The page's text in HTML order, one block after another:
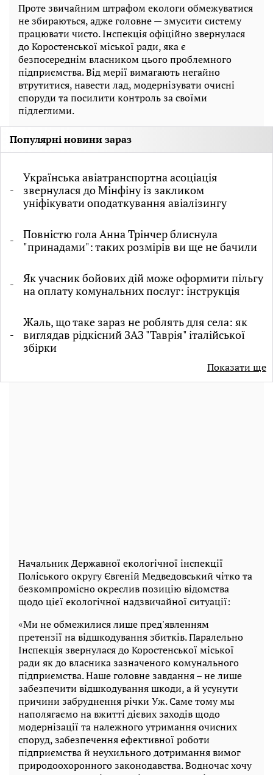
Проте звичайним штрафом екологи обмежуватися
не збираються, адже головне — змусити систему
працювати чисто. Інспекція офіційно звернулася
до Коростенської міської ради, яка є
безпосереднім власником цього проблемного
підприємства. Від мерії вимагають негайно
втрутитися, навести лад, модернізувати очисні
споруди та посилити контроль за своїми
підлеглими.
Популярні новини зараз
Українська авіатранспортна асоціація
звернулася до Мінфіну із закликом
уніфікувати оподаткування авіалізингу
Повністю гола Анна Трінчер блиснула
"принадами": таких розмірів ви ще не бачили
Як учасник бойових дій може оформити пільгу
на оплату комунальних послуг: інструкція
Жаль, що таке зараз не роблять для села: як
виглядав рідкісний ЗАЗ "Таврія" італійської
збірки
Показати ще
Начальник Державної екологічної інспекції
Поліського округу Євгеній Медведовський чітко та
безкомпромісно окреслив позицію відомства
щодо цієї екологічної надзвичайної ситуації:
«Ми не обмежилися лише пред'явленням
претензії на відшкодування збитків. Паралельно
Інспекція звернулася до Коростенської міської
ради як до власника зазначеного комунального
підприємства. Наше головне завдання – не лише
забезпечити відшкодування шкоди, а й усунути
причини забруднення річки Уж. Саме тому мы
наполягаємо на вжитті дієвих заходів щодо
модернізації та належного утримання очисних
споруд, забезпечення ефективної роботи
підприємства й неухильного дотримання вимог
природоохоронного законодавства. Водночас хочу